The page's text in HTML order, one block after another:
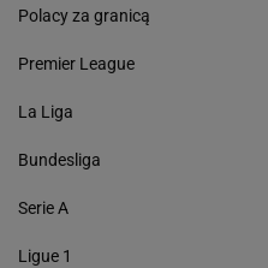
Polacy za granicą
Premier League
La Liga
Bundesliga
Serie A
Ligue 1